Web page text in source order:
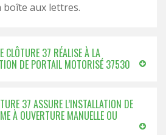
boîte aux lettres.
CLÔTURE 37 RÉALISE À LA
DE PORTAIL MOTORISÉ 37530
37 ASSURE L’INSTALLATION DE
À OUVERTURE MANUELLE OU